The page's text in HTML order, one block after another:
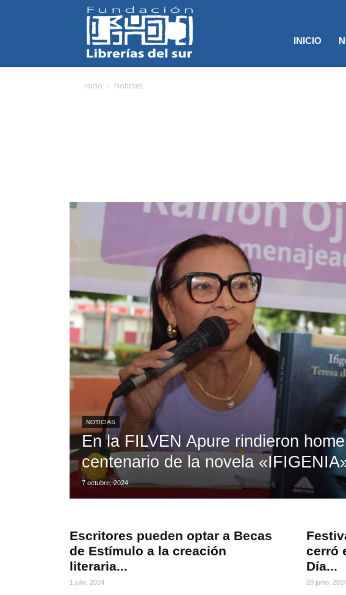
INICIO
Inicio Noticias
NOTICIAS
En la FILVEN Apure rindieron
centenario de la novela
7 octubre, 2024
Escritores pueden optar a Becas
de Estímulo a la creación
literaria...
1 julio, 2024
cerró
Día...
28 junio,